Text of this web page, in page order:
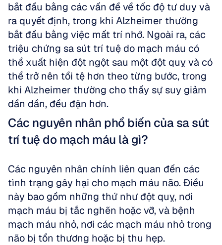
bắt đầu bằng các vấn đề về tốc độ tư duy và
ra quyết định, trong khi Alzheimer thường
bắt đầu bằng việc mất trí nhớ. Ngoài ra, các
triệu chứng sa sút trí tuệ do mạch máu có
thể xuất hiện đột ngột sau một đột quỵ và có
thể trở nên tồi tệ hơn theo từng bước, trong
khi Alzheimer thường cho thấy sự suy giảm
dần dần, đều đặn hơn.
Các nguyên nhân phổ biến của sa sút
trí tuệ do mạch máu là gì?
Các nguyên nhân chính liên quan đến các
tình trạng gây hại cho mạch máu não. Điều
này bao gồm những thứ như đột quỵ, nơi
mạch máu bị tắc nghẽn hoặc vỡ, và bệnh
mạch máu nhỏ, nơi các mạch máu nhỏ trong
não bị tổn thương hoặc bị thu hẹp.